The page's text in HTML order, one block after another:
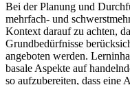
Bei der Planung und
mehrfach- und
Kontext darauf zu achten,
Grundbedürfnisse
angeboten werden.
basale Aspekte auf
so aufzubereiten, dass